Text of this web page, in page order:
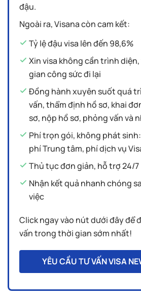
đậu.
Ngoài ra, Visana còn cam kết:
Tỷ lệ đậu visa lên đến 98,6%
Xin visa không cần trình
gian công sức đi lại
Đồng hành xuyên suốt quá
vấn, thẩm định hồ sơ, khai
sơ, nộp hồ sơ, phỏng vấn và
Phí trọn gói, không phát
phí Trung tâm, phí dịch vụ
Thủ tục đơn giản, hỗ trợ 24/7
Nhận kết quả nhanh chóng
việc
Click ngay vào nút dưới đây để
vấn trong thời gian sớm nhất!
YÊU CẦU TƯ VẤN VISA